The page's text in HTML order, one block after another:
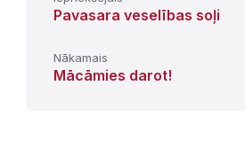
Pavasara veselības soļi
Nākamais
Mācāmies darot!